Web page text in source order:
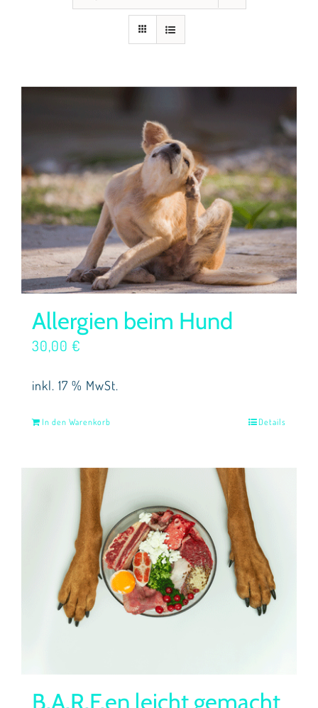
Aufzeichnungen
Kontakt
Mein Konto
Allergien beim Hund
30,00 €
inkl. 17 % MwSt.
In den Warenkorb Details
B.A.R.F.en leicht gemacht